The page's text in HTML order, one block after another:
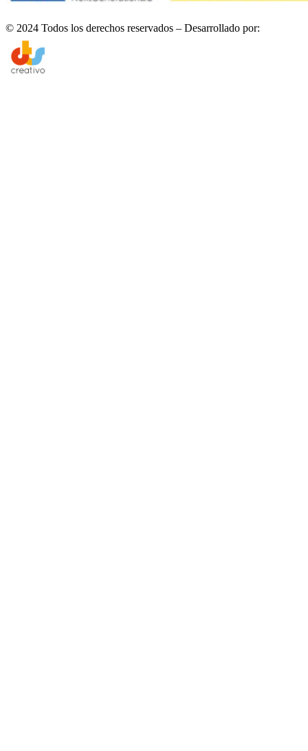
© 2024 Todos los derechos reservados – Desarrollado por: